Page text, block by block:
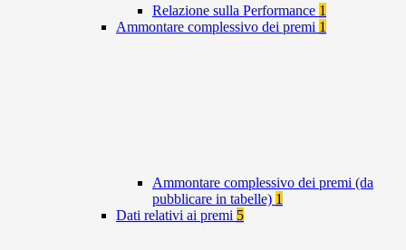
Relazione sulla Performance 1
Ammontare complessivo dei premi 1
Ammontare complessivo dei premi (da
pubblicare in tabelle) 1
Dati relativi ai premi 5